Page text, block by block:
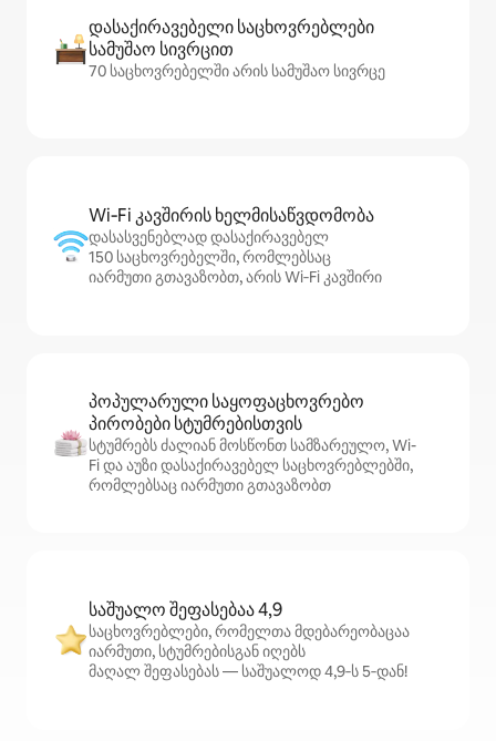
დასაქირავებელი საცხოვრებლები
სამუშაო სივრცით
70 საცხოვრებელში არის სამუშაო სივრცე
Wi‑Fi კავშირის ხელმისაწვდომობა
დასასვენებლად დასაქირავებელ
150 საცხოვრებელში, რომლებსაც
იარმუთი გთავაზობთ, არის Wi‑Fi კავშირი
პოპულარული საყოფაცხოვრებო
პირობები სტუმრებისთვის
სტუმრებს ძალიან მოსწონთ სამზარეულო, Wi-
Fi და აუზი დასაქირავებელ საცხოვრებლებში,
რომლებსაც იარმუთი გთავაზობთ
საშუალო შეფასებაა 4,9
საცხოვრებლები, რომელთა მდებარეობაცაა
იარმუთი, სტუმრებისგან იღებს
მაღალ შეფასებას — საშუალოდ 4,9‑ს 5‑დან!